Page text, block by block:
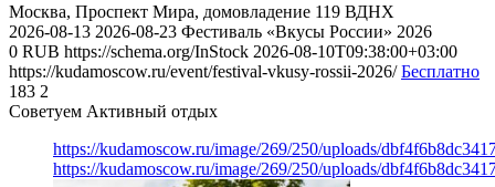
Москва, Проспект Мира, домовладение 119 ВДНХ
2026-08-13 2026-08-23 Фестиваль «Вкусы России» 2026
0 RUB https://schema.org/InStock 2026-08-10T09:38:00+03:00
https://kudamoscow.ru/event/festival-vkusy-rossii-2026/ Бесплатно
183 2
Советуем Активный отдых
https://kudamoscow.ru/image/269/250/uploads/
https://kudamoscow.ru/image/269/250/uploads/